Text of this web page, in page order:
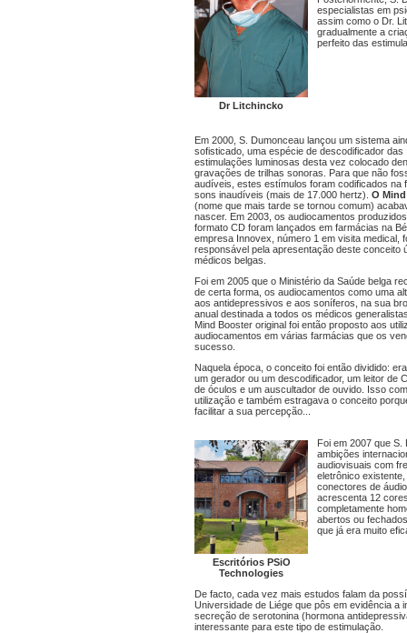
Dr Litchincko
especialistas em
assim como o Dr.
gradualmente a
perfeito das
Em 2000, S. Dumonceau lançou um sistema
sofisticado, uma espécie de descodificador das
estimulações luminosas desta vez colocado
gravações de trilhas sonoras. Para que não
audíveis, estes estímulos foram codificados na
sons inaudíveis (mais de 17.000 hertz). O
(nome que mais tarde se tornou comum)
nascer. Em 2003, os audiocamentos
formato CD foram lançados em farmácias na
empresa Innovex, número 1 em visita medical,
responsável pela apresentação deste conceito
médicos belgas.
Foi em 2005 que o Ministério da Saúde belga
de certa forma, os audiocamentos como uma
aos antidepressivos e aos soníferos, na sua
anual destinada a todos os médicos
Mind Booster original foi então proposto aos
audiocamentos em várias farmácias que os
sucesso.
Naquela época, o conceito foi então dividido:
um gerador ou um descodificador, um leitor de
de óculos e um auscultador de ouvido. Isso
utilização e também estragava o conceito
facilitar a sua percepção...
Escritórios PSiO
Technologies
Foi em 2007 que
ambições
audiovisuais com
eletrônico
conectores de
acrescenta 12
completamente
abertos ou
que já era muito
De facto, cada vez mais estudos falam da
Universidade de Liége que pôs em evidência a
secreção de serotonina (hormona
interessante para este tipo de estimulação.